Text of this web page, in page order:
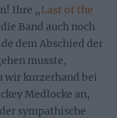
Ihre „Last of the
Band auch noch
dem Abschied der
musste,
wir kurzerhand bei
Medlocke an,
sympathische